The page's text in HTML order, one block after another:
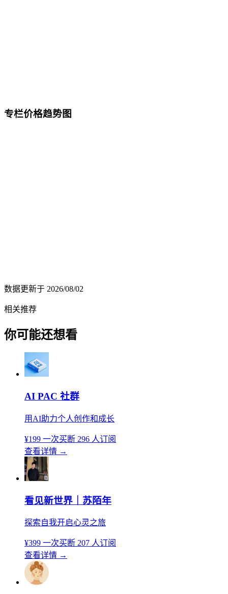
专栏价格趋势图
数据更新于 2026/08/02
相关推荐
你可能还想看
AI PAC 社群
用AI助力个人创作和成长
¥199 一次买断 296 人订阅
查看详情 →
看见新世界｜苏陌年
探索自我开启心灵之旅
¥399 一次买断 207 人订阅
查看详情 →